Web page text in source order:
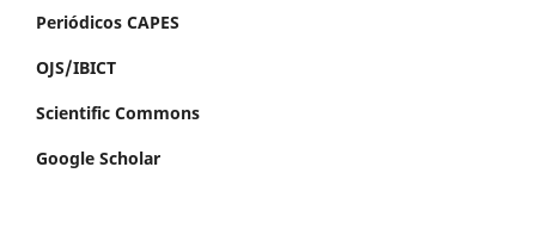
Periódicos CAPES
OJS/IBICT
Scientific Commons
Google Scholar